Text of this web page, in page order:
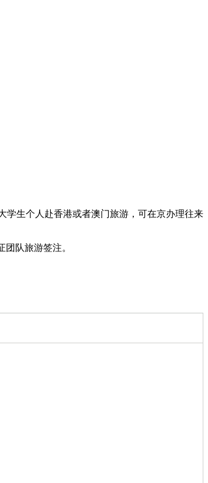
生个人赴香港或者澳门旅游，可在京办理往来
队旅游签注。